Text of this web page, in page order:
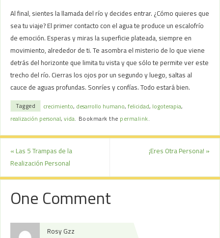
Al final, sientes la llamada del río y decides entrar. ¿Cómo quieres que
sea tu viaje? El primer contacto con el agua te produce un escalofrío
de emoción. Esperas y miras la superficie plateada, siempre en
movimiento, alrededor de ti. Te asombra el misterio de lo que viene
detrás del horizonte que limita tu vista y que sólo te permite ver este
trecho del río. Cierras los ojos por un segundo y luego, saltas al
cauce de aguas profundas. Sonríes y confías. Todo estará bien.
Tagged crecimiento, desarrollo humano,felicidad, logoterapia,
realización personal,vida. Bookmark the permalink.
« Las 5 Trampas de la
Realización Personal
¡Eres Otra Persona! »
One Comment
Rosy Gzz